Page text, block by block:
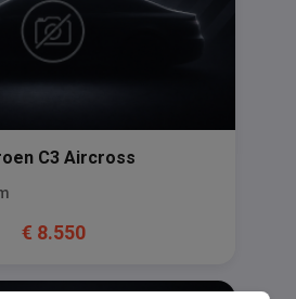
C3 Aircross
€ 8.550